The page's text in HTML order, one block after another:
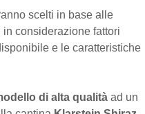
scelti in base alle
in considerazione fattori
e le caratteristiche
di alta qualità ad un